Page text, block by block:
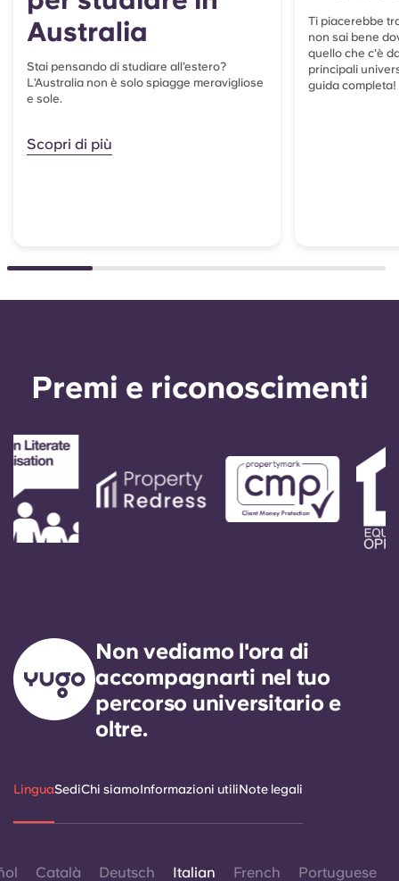
Australia
Stai pensando di studiare all’estero?
L’Australia non è solo spiagge meravigliose
e sole.
Scopri di più
Ti piacerebbe
non sai bene
quello che c'è
principali
guida completa!
Premi e riconoscimenti
Non vediamo l'ora di
accompagnarti nel tuo
percorso universitario e
oltre.
LinguaSediChi siamoInformazioni utiliNote legali
Català Deutsch Italian French Portuguese